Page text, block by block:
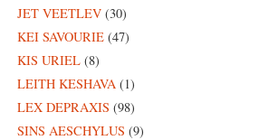
JET VEETLEV (30)
KEI SAVOURIE (47)
KIS URIEL (8)
LEITH KESHAVA (1)
LEX DEPRAXIS (98)
SINS AESCHYLUS (9)